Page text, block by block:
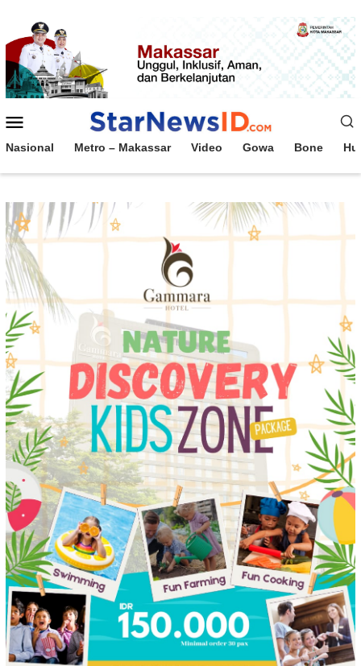
konten
Mobile
Nasional Metro – Makassar Video Gowa Bone